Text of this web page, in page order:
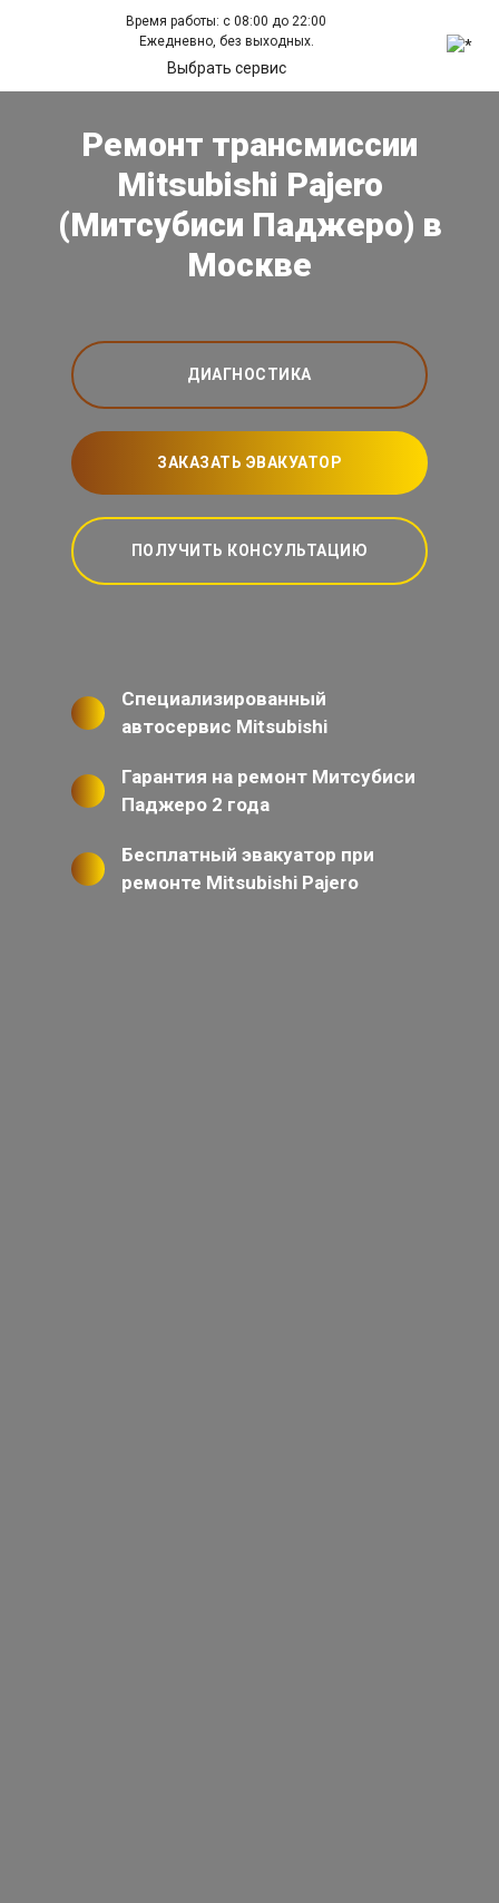
Время работы: с 08:00 до 22:00
Ежедневно, без выходных.
Выбрать сервис
Ремонт трансмиссии
Mitsubishi Pajero
(Митсубиси Паджеро) в
Москве
ДИАГНОСТИКА
ЗАКАЗАТЬ ЭВАКУАТОР
ПОЛУЧИТЬ КОНСУЛЬТАЦИЮ
Специализированный
автосервис Mitsubishi
Гарантия на ремонт Митсубиси
Паджеро 2 года
Бесплатный эвакуатор при
ремонте Mitsubishi Pajero